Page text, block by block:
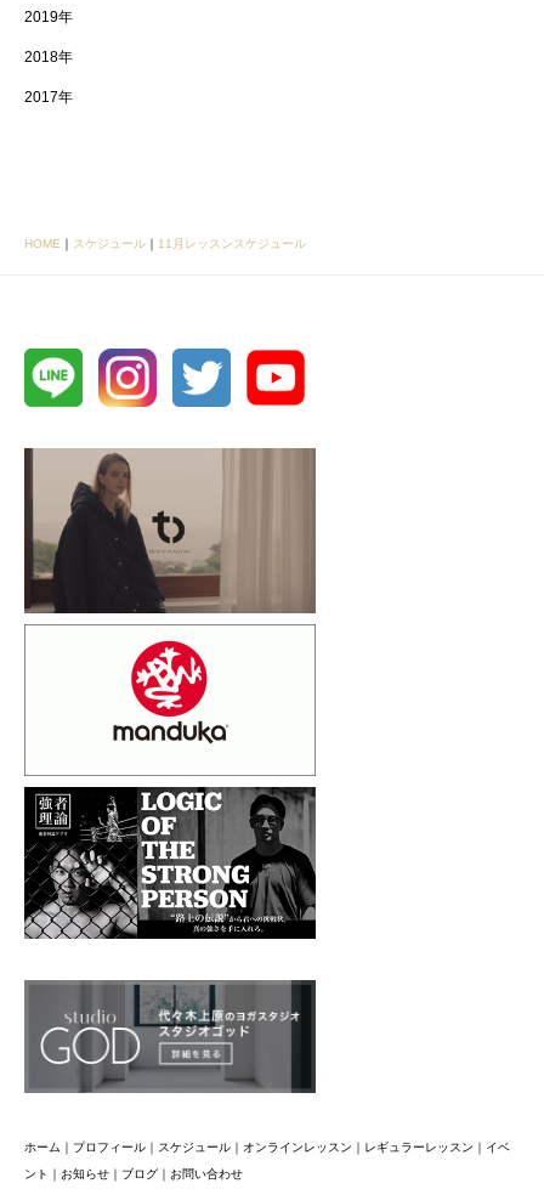
2019年
2018年
2017年
HOME ｜ スケジュール ｜ 11月レッスンスケジュール
ホーム ｜ プロフィール ｜ スケジュール ｜ オンラインレッスン ｜ レギュラーレッスン ｜ イベ
ント ｜ お知らせ ｜ ブログ ｜ お問い合わせ